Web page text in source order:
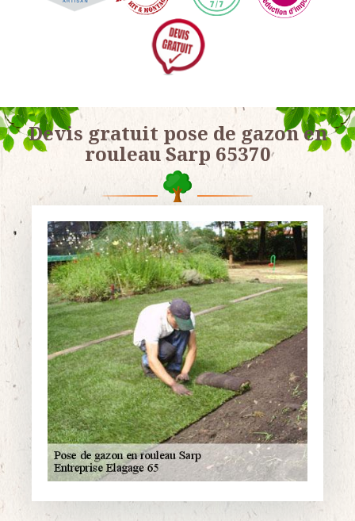
Devis gratuit pose de gazon en
rouleau Sarp 65370